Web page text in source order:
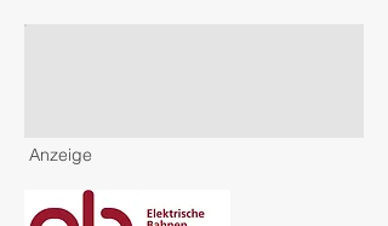
Anzeige